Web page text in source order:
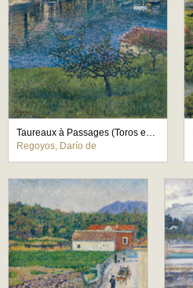
Taureaux à Passages (Toros en Pasajes)
Regoyos, Darío de